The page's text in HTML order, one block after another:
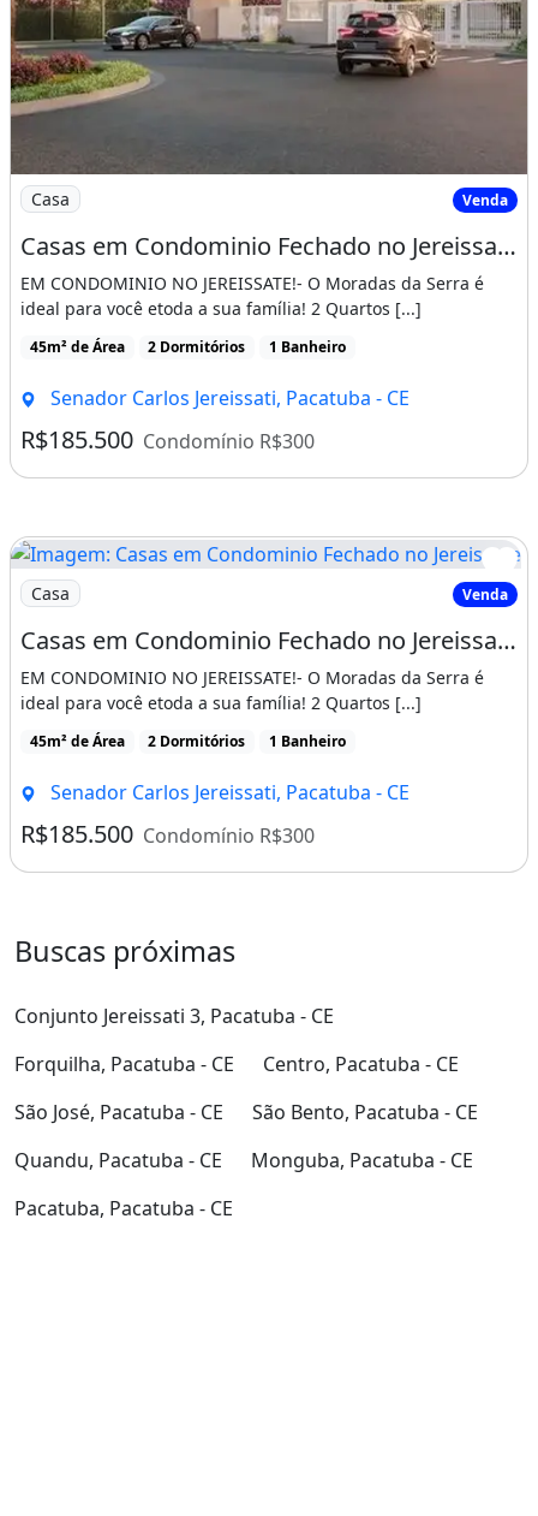
Imagem: Casas em Condominio Fechado no Jereissate
Casa Venda
Casas em Condominio Fechado no Jereissate 3, Entrada Facilitada em Ate 60X, Aproveite!
EM CONDOMINIO NO JEREISSATE!- O Moradas da Serra é
ideal para você etoda a sua família! 2 Quartos [...]
45m² de Área 2 Dormitórios 1 Banheiro
Senador Carlos Jereissati, Pacatuba - CE
R$185.500 Condomínio R$300
Imagem: Casas em Condominio Fechado no Jereissate
Casa Venda
Casas em Condominio Fechado no Jereissate 3, Entrada Facilitada em Ate 60X, Aproveite!
EM CONDOMINIO NO JEREISSATE!- O Moradas da Serra é
ideal para você etoda a sua família! 2 Quartos [...]
45m² de Área 2 Dormitórios 1 Banheiro
Senador Carlos Jereissati, Pacatuba - CE
R$185.500 Condomínio R$300
Buscas próximas
Conjunto Jereissati 3, Pacatuba - CE
Forquilha, Pacatuba - CE
Centro, Pacatuba - CE
São José, Pacatuba - CE
São Bento, Pacatuba - CE
Quandu, Pacatuba - CE
Monguba, Pacatuba - CE
Pacatuba, Pacatuba - CE